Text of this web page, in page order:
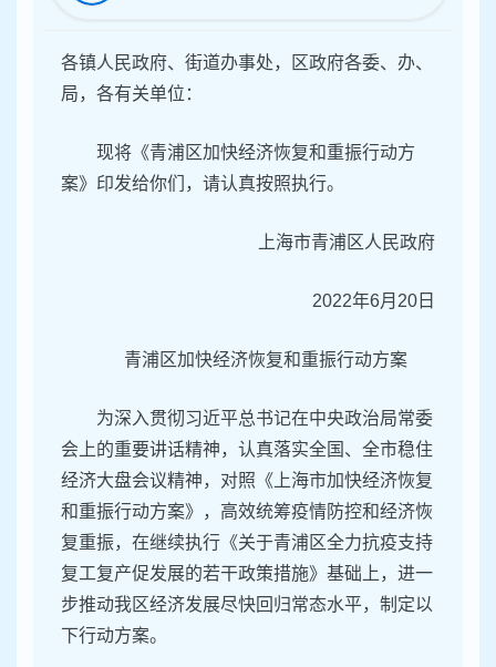
各镇人民政府、街道办事处，区政府各委、办、
局，各有关单位：
现将《青浦区加快经济恢复和重振行动方
案》印发给你们，请认真按照执行。
上海市青浦区人民政府
2022年6月20日
青浦区加快经济恢复和重振行动方案
为深入贯彻习近平总书记在中央政治局常委
会上的重要讲话精神，认真落实全国、全市稳住
经济大盘会议精神，对照《上海市加快经济恢复
和重振行动方案》，高效统筹疫情防控和经济恢
复重振，在继续执行《关于青浦区全力抗疫支持
复工复产促发展的若干政策措施》基础上，进一
步推动我区经济发展尽快回归常态水平，制定以
下行动方案。